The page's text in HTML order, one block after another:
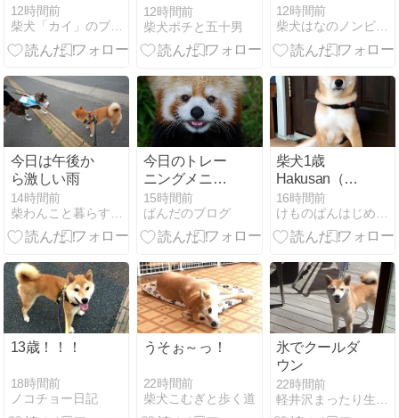
12時間前
い分け
12時間前
柴犬ポチと五十男
12時間前
柴犬はなのノンビリな日々
今日は午後か
ら激しい雨
14時間前
今日のトレー
ニングメニュ
ー
15時間前
ぱんだのブログ
柴犬1歳
Hakusan（ハ
クサン） ゼロ
ハーネスを買
ったよ！
16時間前
13歳！！！
18時間前
ノコチョー日記
うそぉ～っ！
22時間前
柴犬こむぎと歩く道
氷でクールダ
ウン
22時間前